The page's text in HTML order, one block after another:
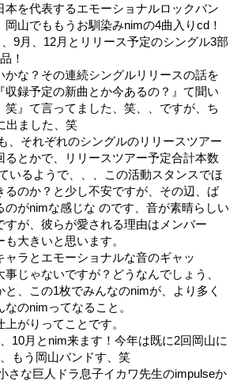
本を代表するエモーショナルロックバン
岡山でももうお馴染みnimの4曲入りcd！
9月、12月とリリース予定のシングル3部
！
かな？その連続シングルリリースの話を
収録予定の新曲とか今あるの？』て聞い
笑』て言ってました、笑、、ですが、ち
出ました、笑
、それぞれのシングルのリリースツアー
るとかで、リリースツアー予定合計本数
いるようで、、、この活動スタンスでほ
るのか？と少し不安ですが、その辺、ば
のがnimな感じな のです、音が素晴らしい
すが、彼らが愛される理由はメンバー
大きいと思います。
ャラとエモーショナルな音のギャッ
じゃないですが？どうなんでしょう、
と、この1枚でみんなのnimが、より多く
のnimってなること。
がりってことです。
10月とnim来ます！今年は既に2回岡山に
もう岡山バンドす、笑
さな巨人ドラ息子イカワ先生のimpulseか